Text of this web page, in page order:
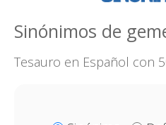
Sinónimos de
Tesauro en Español con